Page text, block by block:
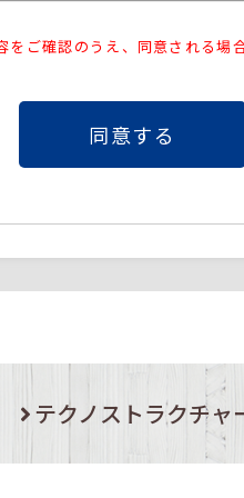
をご確認のうえ、同意される場
同意する
テクノストラクチャ